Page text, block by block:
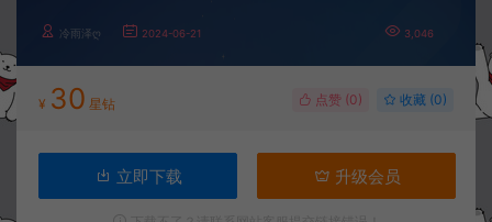
冷雨泽ღ 2024-06-21 3,046
¥ 30 星钻 点赞 (0) 收藏 (0)
立即下载 升级会员